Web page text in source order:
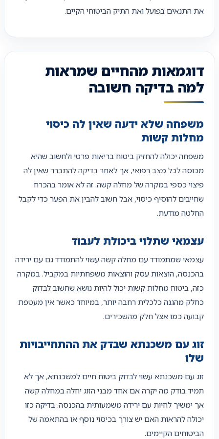
את התנאים בפועל ואת התיק הביטוחי הקיים.
דוגמאות מהחיים שמראות
למה בדיקה חשובה
משפחה שלא ידעה שאין לה כיסוי
מחלות קשות
משפחה יכולה להחזיק ביטוח בריאות פרטי ולחשוב שהיא
מכוסה לכל מצב רפואי, אך לאחר בדיקה להתברר שאין לה
פיצוי כספי במקרה של מחלה קשה. זה לא אומר בהכרח
שחייבים להוסיף כיסוי, אבל חשוב להבין את הפער כדי לקבל
החלטה מודעת.
עצמאי שתלוי ביכולת לעבוד
עצמאי שמתמודד עם מחלה קשה עשוי להתמודד גם עם ירידה
בהכנסה, הוצאות עסק והוצאות משפחתיות במקביל. במקרה
כזה, ביטוח מחלות קשות יכול להיות נושא שחשוב לבדוק
כחלק מהגנה כלכלית רחבה יותר, במיוחד כאשר אין מעטפת
קבועה כמו אצל חלק מהשכירים.
זוג עם משכנתא שבדק את ההתחייבויות
שלו
זוג עם משכנתא עשוי לבדוק ביטוח חיים למשכנתא, אך לא
תמיד בודק מה יקרה אם אחד מבני הזוג יחלה במחלה קשה
אך ימשיך לחיות עם ירידה משמעותית בהכנסה. בדיקה כזו
יכולה להראות האם יש צורך בכיסוי נוסף או בהתאמה של
הביטוחים הקיימים.